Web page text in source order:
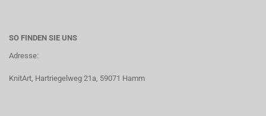
SO FINDEN SIE UNS
Adresse:
KnitArt, Hartriegelweg 21a, 59071 Hamm